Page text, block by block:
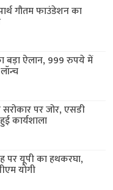
गौतम फाउंडेशन का
बड़ा ऐलान, 999 रुपये में
पर जोर, एसडी
कार्यशाला
पर यूपी का हथकरघा,
योगी